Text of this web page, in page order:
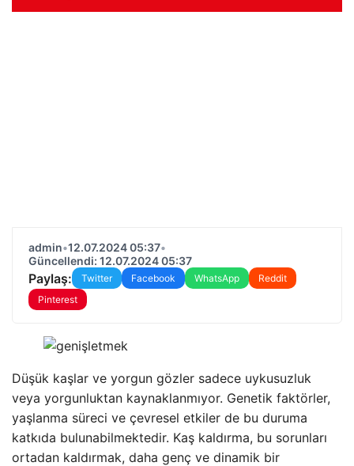
admin•12.07.2024 05:37•
Güncellendi: 12.07.2024 05:37
Paylaş: Twitter Facebook WhatsApp
Reddit
Pinterest
Düşük kaşlar ve yorgun gözler sadece uykusuzluk
veya yorgunluktan kaynaklanmıyor. Genetik faktörler,
yaşlanma süreci ve çevresel etkiler de bu duruma
katkıda bulunabilmektedir. Kaş kaldırma, bu sorunları
ortadan kaldırmak, daha genç ve dinamik bir